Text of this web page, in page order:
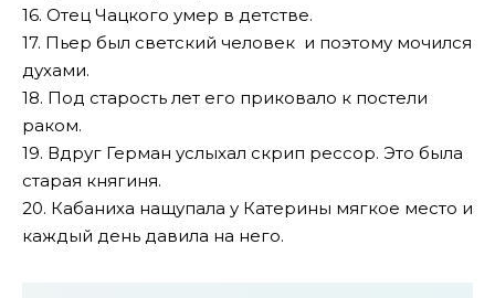
16. Отец Чацкого умер в детстве.
17. Пьер был светский человек и поэтому мочился
духами.
18. Под старость лет его приковало к постели
раком.
19. Вдруг Герман услыхал скрип рессор. Это была
старая княгиня.
20. Кабаниха нащупала у Катерины мягкое место и
каждый день давила на него.